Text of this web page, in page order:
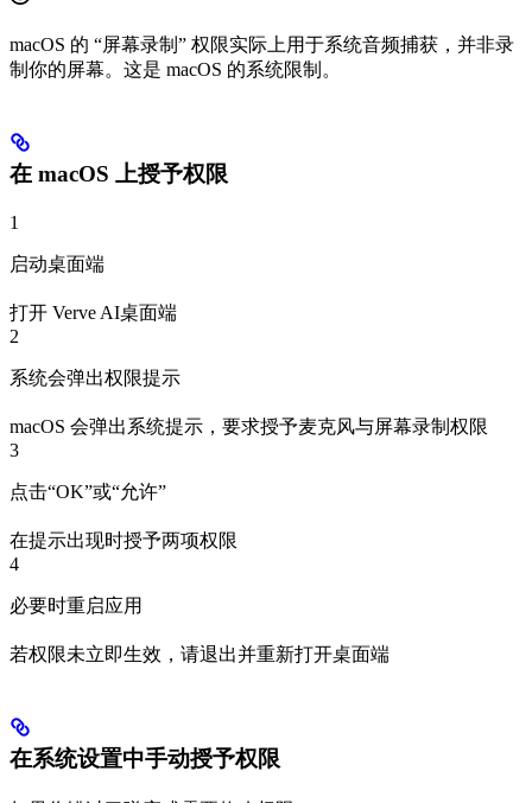
macOS 的 “屏幕录制” 权限实际上用于系统音频捕获，并非录
制你的屏幕。这是 macOS 的系统限制。
在 macOS 上授予权限
1
启动桌面端
打开 Verve AI桌面端
2
系统会弹出权限提示
macOS 会弹出系统提示，要求授予麦克风与屏幕录制权限
3
点击“OK”或“允许”
在提示出现时授予两项权限
4
必要时重启应用
若权限未立即生效，请退出并重新打开桌面端
在系统设置中手动授予权限